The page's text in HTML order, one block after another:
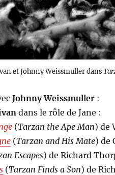
et Johnny Weissmuller dans
Johnny Weissmuller :
dans le rôle de Jane :
(Tarzan the Ape Man) de
(Tarzan and His Mate) de
Escapes) de Richard
(Tarzan Finds a Son) de